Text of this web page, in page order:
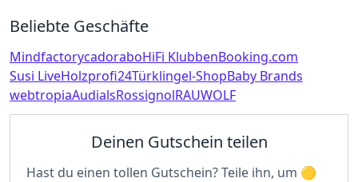
Beliebte Geschäfte
MindfactorycadoraboHiFi KlubbenBooking.com
Susi LiveHolzprofi24Türklingel-ShopBaby Brands
webtropiaAudialsRossignolRAUWOLF
Deinen Gutschein teilen
Hast du einen tollen Gutschein? Teile ihn, um